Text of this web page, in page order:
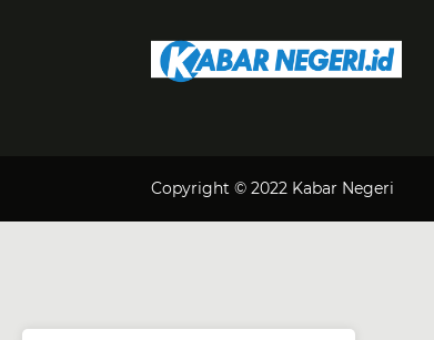
Copyright © 2022 Kabar Negeri